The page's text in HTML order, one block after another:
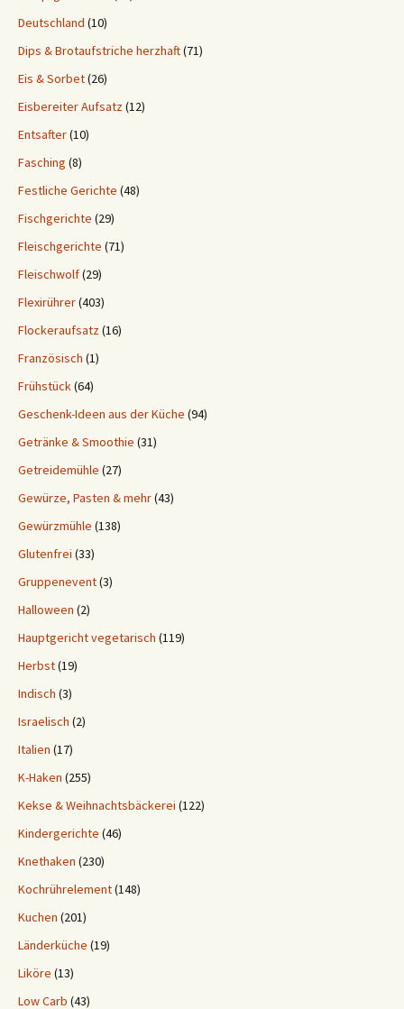
Deutschland (10)
Dips & Brotaufstriche herzhaft(71)
Eis & Sorbet(26)
Eisbereiter Aufsatz(12)
Entsafter(10)
Fasching (8)
Festliche Gerichte (48)
Fischgerichte (29)
Fleischgerichte (71)
Fleischwolf(29)
Flexirührer(403)
Flockeraufsatz(16)
Französisch (1)
Frühstück(64)
Geschenk-Ideen aus der Küche (94)
Getränke & Smoothie (31)
Getreidemühle (27)
Gewürze, Pasten & mehr(43)
Gewürzmühle (138)
Glutenfrei (33)
Gruppenevent(3)
Halloween (2)
Hauptgericht vegetarisch (119)
Herbst(19)
Indisch (3)
Israelisch (2)
Italien (17)
K-Haken (255)
Kekse & Weihnachtsbäckerei (122)
Kindergerichte (46)
Knethaken (230)
Kochrührelement(148)
Kuchen (201)
Länderküche (19)
Liköre (13)
Low Carb (43)